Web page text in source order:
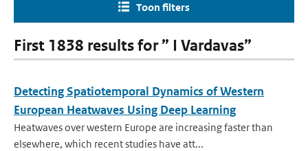
Toon filters
First 1838 results for ” I Vardavas”
Detecting Spatiotemporal Dynamics of Western
European Heatwaves Using Deep Learning
Heatwaves over western Europe are increasing faster than
elsewhere, which recent studies have att...